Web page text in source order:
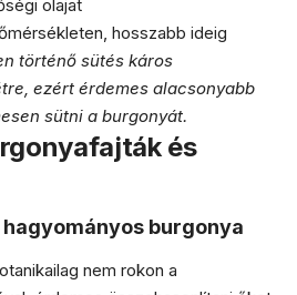
olajat
hosszabb ideig
történő sütés káros
ezért érdemes alacsonyabb
sütni a burgonyát.
és
burgonya
nem rokon a